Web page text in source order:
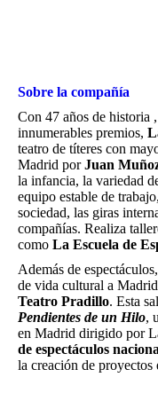
Sobre la compañía
Con 47 años de historia
innumerables premios,
teatro de títeres con
Madrid porJuan
la infancia, la variedad
equipo estable de
sociedad, las giras
compañías. Realiza
como La Escuela de
Además de
de vida cultural a
Teatro Pradillo. Esta
Pendientes de un Hilo,
en Madrid dirigido por
de espectáculos
la creación de proyectos